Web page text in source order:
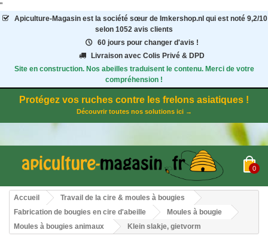
"
Apiculture-Magasinest la société sœur de Imkershop.nl qui est noté 9,2/10
selon 1052 avis clients
60 jours pour changer d'avis !
Livraison avec Colis Privé & DPD
Site en construction. Nos abeilles traduisent le contenu. Merci de votre
compréhension !
Protégez vos ruches contre les frelons asiatiques !
Découvrir toutes nos solutions ici →
0
Accueil
Travail de la cire & moules à bougies
Fabrication de bougies en cire d'abeille
Moules à bougie
Moules à bougies animaux
Klein slakje, gietvorm